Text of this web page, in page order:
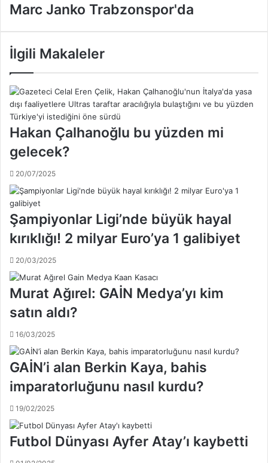
D
r
B
e
ş
i
t
'
l
ı
y
ö
n
t
i
l
e
r
i
n
y
a
p
t
ı
M
r
c
k
o
T
r
b
z
n
s
p
o
r
'
d
a
Marc Janko Trabzonspor'da
İlgili Makaleler
Hakan Çalhanoğlu bu yüzden mi
gelecek?
20/07/2025
Şampiyonlar Ligi’nde büyük hayal
kırıklığı! 2 milyar Euro’ya 1 galibiyet
20/03/2025
Murat Ağırel: GAİN Medya’yı kim
satın aldı?
16/03/2025
GAİN’i alan Berkin Kaya, bahis
imparatorluğunu nasıl kurdu?
19/02/2025
Futbol Dünyası Ayfer Atay’ı kaybetti